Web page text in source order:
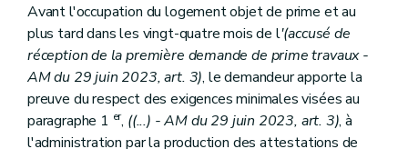
Avant l'occupation du logement objet de prime et au
plus tard dans les vingt-quatre mois de l'(accusé de
réception de la première demande de prime travaux -
AM du 29 juin 2023, art. 3), le demandeur apporte la
preuve du respect des exigences minimales visées au
paragraphe 1 er, ((...) - AM du 29 juin 2023, art. 3), à
l'administration par la production des attestations de